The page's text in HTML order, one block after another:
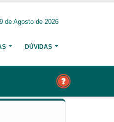
de Agosto de 2026
DÚVIDAS